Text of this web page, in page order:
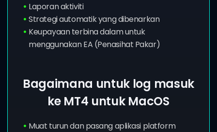
Laporan aktiviti
Strategi automatik yang dibenarkan
Keupayaan terbina dalam untuk
menggunakan EA (Penasihat Pakar)
Bagaimana untuk log masuk
ke MT4 untuk MacOS
Muat turun dan pasang aplikasi platform